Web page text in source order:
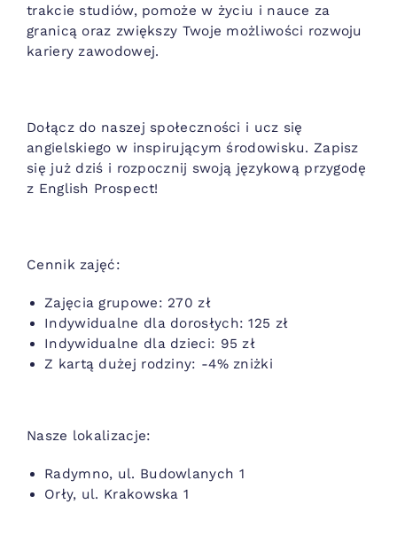
trakcie studiów, pomoże w życiu i nauce za
granicą oraz zwiększy Twoje możliwości rozwoju
kariery zawodowej.
Dołącz do naszej społeczności i ucz się
angielskiego w inspirującym środowisku. Zapisz
się już dziś i rozpocznij swoją językową przygodę
z English Prospect!
Cennik zajęć:
Zajęcia grupowe: 270 zł
Indywidualne dla dorosłych: 125 zł
Indywidualne dla dzieci: 95 zł
Z kartą dużej rodziny: -4% zniżki
Nasze lokalizacje:
Radymno, ul. Budowlanych 1
Orły, ul. Krakowska 1